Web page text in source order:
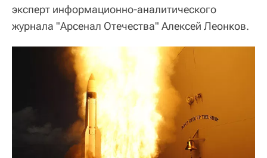
эксперт информационно-аналитического
журнала "Арсенал Отечества" Алексей Леонков.